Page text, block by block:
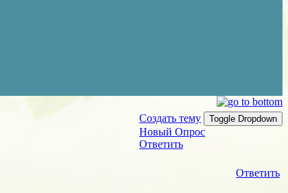
Создать тему
Toggle Dropdown
Новый Опрос
Ответить
Ответить